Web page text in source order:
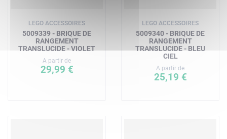
LEGO ACCESSOIRES
5009339 - BRIQUE DE
RANGEMENT
TRANSLUCIDE - VIOLET
A partir de
29,99 €
LEGO ACCESSOIRES
5009340 - BRIQUE DE
RANGEMENT
TRANSLUCIDE - BLEU
CIEL
A partir de
25,19 €